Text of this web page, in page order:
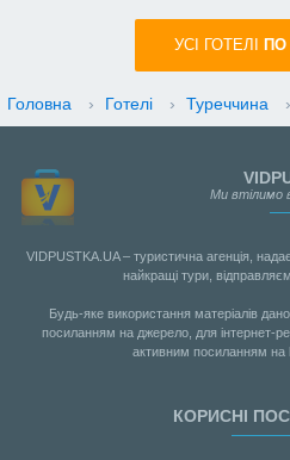
УСI ГОТЕЛІ ПО
Головна › Готелі › Туреччина ›
Ми втілимо
VIDPUSTKA.UA – туристична агенція,
найкращі тури,
Будь-яке використання матеріалів
посиланням на джерело, для інтернет-
активним посиланням
КОРИСНІ